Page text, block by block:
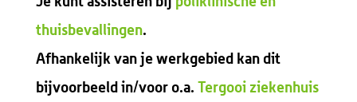
thuisbevallingen.
Afhankelijk van je werkgebied kan dit
bijvoorbeeld in/voor o.a. Tergooi ziekenhuis